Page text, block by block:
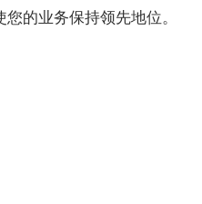
的业务保持领先地位。